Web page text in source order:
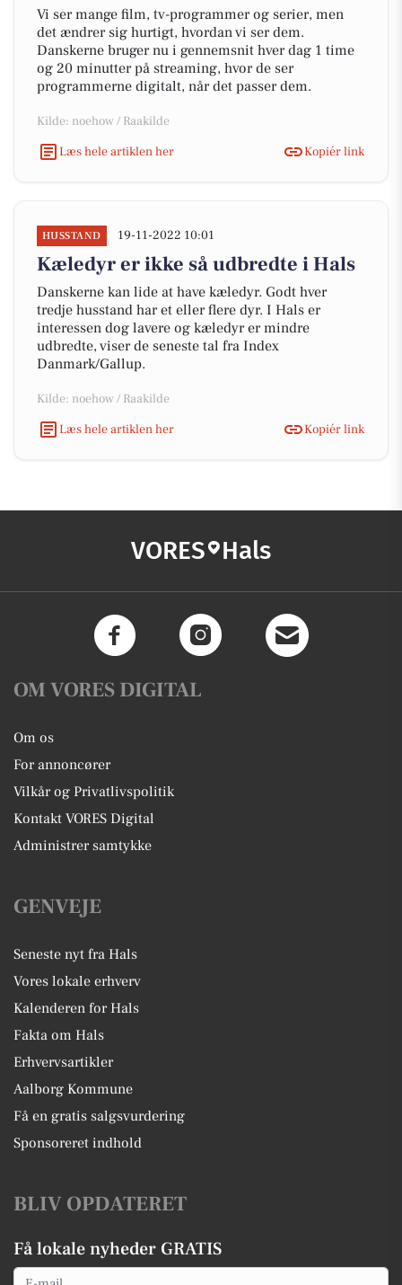
Vi ser mange film, tv-programmer og serier, men
det ændrer sig hurtigt, hvordan vi ser dem.
Danskerne bruger nu i gennemsnit hver dag 1 time
og 20 minutter på streaming, hvor de ser
programmerne digitalt, når det passer dem.
Kilde: noehow / Raakilde
Læs hele artiklen her
Kopiér link
HUSSTAND 19-11-2022 10:01
Kæledyr er ikke så udbredte i Hals
Danskerne kan lide at have kæledyr. Godt hver
tredje husstand har et eller flere dyr. I Hals er
interessen dog lavere og kæledyr er mindre
udbredte, viser de seneste tal fra Index
Danmark/Gallup.
Kilde: noehow / Raakilde
Læs hele artiklen her
Kopiér link
VORES Hals
OM VORES DIGITAL
Om os
For annoncører
Vilkår og Privatlivspolitik
Kontakt VORES Digital
Administrer samtykke
GENVEJE
Seneste nyt fra Hals
Vores lokale erhverv
Kalenderen for Hals
Fakta om Hals
Erhvervsartikler
Aalborg Kommune
Få en gratis salgsvurdering
Sponsoreret indhold
BLIV OPDATERET
Få lokale nyheder GRATIS
Email